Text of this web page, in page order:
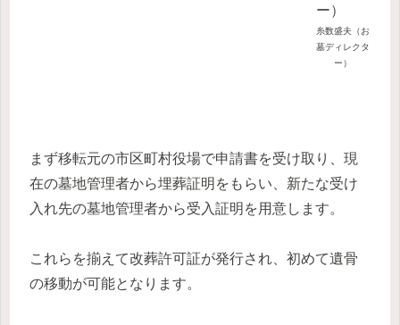
糸数盛夫（お
墓ディレクタ
ー）
まず移転元の市区町村役場で申請書を受け取り、現
在の墓地管理者から埋葬証明をもらい、新たな受け
入れ先の墓地管理者から受入証明を用意します。
これらを揃えて改葬許可証が発行され、初めて遺骨
の移動が可能となります。